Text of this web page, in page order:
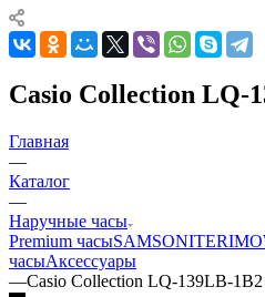
Casio Collection LQ-
Главная
—
Каталог
—
Наручные часы
Premium часыSAMSONITE
часыАксессуары
—Casio Collection LQ-139LB-1B2